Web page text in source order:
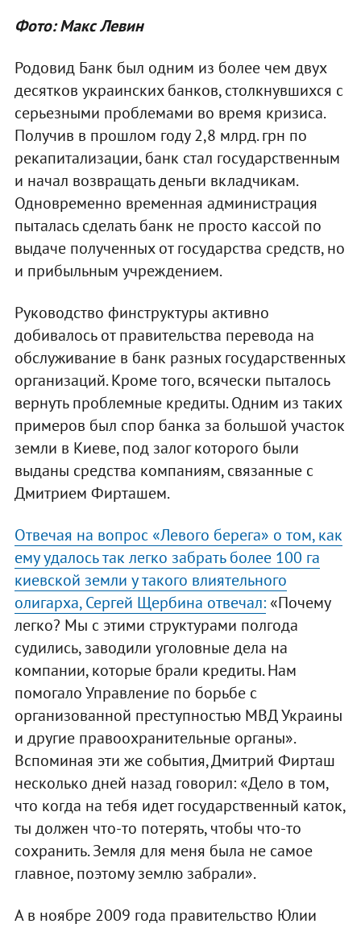
Фото: Макс Левин
Родовид Банк был одним из более чем двух
десятков украинских банков, столкнувшихся с
серьезными проблемами во время кризиса.
Получив в прошлом году 2,8 млрд. грн по
рекапитализации, банк стал государственным
и начал возвращать деньги вкладчикам.
Одновременно временная администрация
пыталась сделать банк не просто кассой по
выдаче полученных от государства средств, но
и прибыльным учреждением.
Руководство финструктуры активно
добивалось от правительства перевода на
обслуживание в банк разных государственных
организаций. Кроме того, всячески пыталось
вернуть проблемные кредиты. Одним из таких
примеров был спор банка за большой участок
земли в Киеве, под залог которого были
выданы средства компаниям, связанные с
Дмитрием Фирташем.
Отвечая на вопрос «Левого берега» о том, как
ему удалось так легко забрать более 100 га
киевской земли у такого влиятельного
олигарха, Сергей Щербина отвечал:«Почему
легко? Мы с этими структурами полгода
судились, заводили уголовные дела на
компании, которые брали кредиты. Нам
помогало Управление по борьбе с
организованной преступностью МВД Украины
и другие правоохранительные органы».
Вспоминая эти же события, Дмитрий Фирташ
несколько дней назад говорил: «Дело в том,
что когда на тебя идет государственный каток,
ты должен что-то потерять, чтобы что-то
сохранить. Земля для меня была не самое
главное, поэтому землю забрали».
А в ноябре 2009 года правительство Юлии